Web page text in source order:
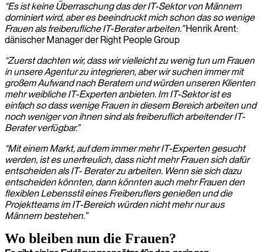
“Es ist keine Überraschung das der IT-Sektor von Männern
dominiert wird, aber es beeindruckt mich schon das so wenige
Frauen als freiberufliche IT-Berater arbeiten.”Henrik Arent:
dänischer Manager der Right People Group
“Zuerst dachten wir, dass wir vielleicht zu wenig tun um Frauen
in unsere Agentur zu integrieren, aber wir suchen immer mit
großem Aufwand nach Beratern und würden unseren Klienten
mehr weibliche IT-Experten anbieten. Im IT-Sektor ist es
einfach so dass wenige Frauen in diesem Bereich arbeiten und
noch weniger von ihnen sind als freiberuflich arbeitender IT-
Berater verfügbar.”
“Mit einem Markt, auf dem immer mehr IT-Experten gesucht
werden, ist es unerfreulich, dass nicht mehr Frauen sich dafür
entscheiden als IT- Berater zu arbeiten. Wenn sie sich dazu
entscheiden könnten, dann könnten auch mehr Frauen den
flexiblen Lebensstil eines Freiberuflers genießen und die
Projektteams im IT-Bereich würden nicht mehr nur aus
Männern bestehen.”
Wo bleiben nun die Frauen?